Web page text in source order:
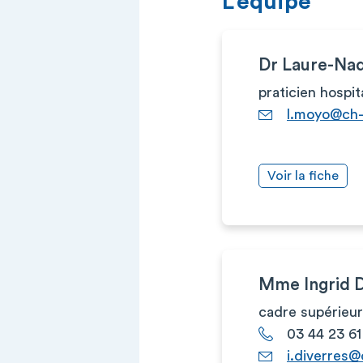
Dr Laure-
praticien
Voir la fiche
Mme Ingrid
cadre
03 44 23